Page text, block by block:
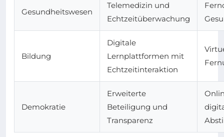
Gesundheitswesen
Telemedizin und
Echtzeitüberwachung
Bildung
Digitale
Lernplattformen mit
Echtzeitinteraktion
Demokratie
Erweiterte
Beteiligung und
Transparenz